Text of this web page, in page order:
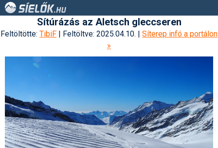
Sítúrázás az Aletsch gleccseren
Feltöltötte: TibiF | Feltöltve: 2025.04.10. | Síterep infó a portálon
»